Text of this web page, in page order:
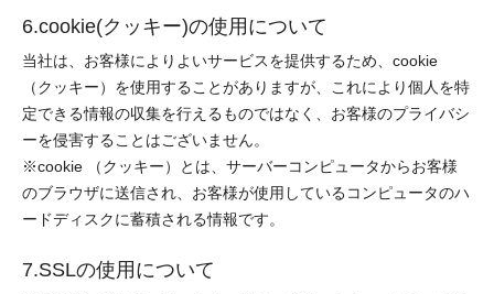
6.cookie(クッキー)の使用について
当社は、お客様によりよいサービスを提供するため、cookie
（クッキー）を使用することがありますが、これにより個人を特
定できる情報の収集を行えるものではなく、お客様のプライバシ
ーを侵害することはございません。
※cookie （クッキー）とは、サーバーコンピュータからお客様
のブラウザに送信され、お客様が使用しているコンピュータのハ
ードディスクに蓄積される情報です。
7.SSLの使用について